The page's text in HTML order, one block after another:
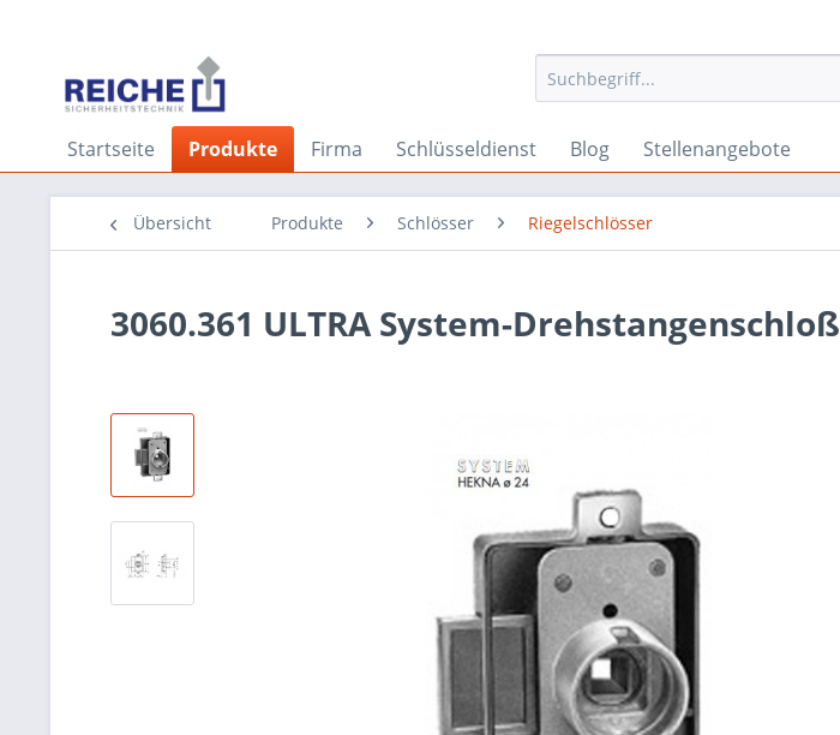
Startseite Produkte Firma Schlüsseldienst Blog Stellenangebote
Übersicht Produkte Schlösser Riegelschlösser
3060.361 ULTRA System-Drehstangenschloß